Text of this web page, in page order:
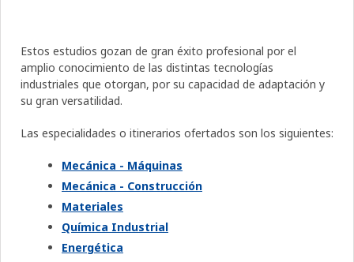
Estos estudios gozan de gran éxito profesional por el
amplio conocimiento de las distintas tecnologías
industriales que otorgan, por su capacidad de adaptación y
su gran versatilidad.
Las especialidades o itinerarios ofertados son los siguientes:
Mecánica - Máquinas
Mecánica - Construcción
Materiales
Química Industrial
Energética